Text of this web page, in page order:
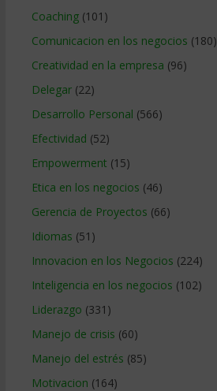
Coaching(101)
Comunicacion en los negocios (180)
Creatividad en la empresa (96)
Delegar(22)
Desarrollo Personal (566)
Efectividad (52)
Empowerment (15)
Etica en los negocios (46)
Gerencia de Proyectos (66)
Idiomas (51)
Innovacion en los Negocios (224)
Inteligencia en los negocios (102)
Liderazgo (331)
Manejo de crisis (60)
Manejo del estrés (85)
Motivacion (164)